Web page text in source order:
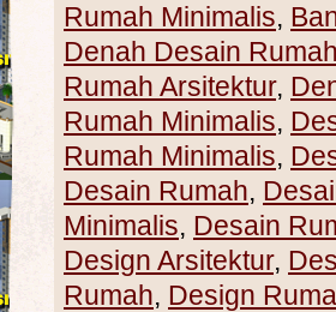
Rumah Minimalis,
Denah Desain
Rumah Arsitektur,
Rumah Minimalis,
Rumah Minimalis,
Desain Rumah,
Minimalis, Desain
Design Arsitektur,
Rumah, Design